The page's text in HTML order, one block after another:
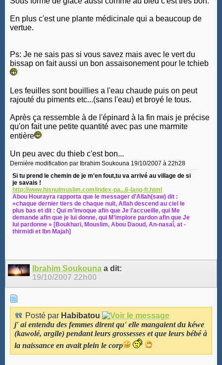
En plus c'est une plante médicinale qui a beaucoup de
vertue.
Ps: Je ne sais pas si vous savez mais avec le vert du
bissap on fait aussi un bon assaisonement pour le tchieb
Les feuilles sont bouillies a l'eau chaude puis on peut
rajouté du piments etc...(sans l'eau) et broyé le tous.
Après ça ressemble à de l'épinard à la fin mais je précise
qu'on fait une petite quantité avec pas une marmite
entière
Un peu avec du thieb c'est bon...
Dernière modification par Ibrahim Soukouna 19/10/2007 à 22h28
Si tu prend le chemin de je m'en fout,tu va arrivé au village de si
je savais !
http://www.hisnulmuslim.com/index-pa...6-lang-fr.html
Abou Hourayra rapporta que le messager d’Allah(saw) dit :
»chaque dernier tiers de chaque nuit, Allah descend au ciel le
plus bas et dit : Qui m’invoque afin que Je l’accueille, qui Me
demande afin que je lui donne, qui M’implore pardon afin que Je
lui pardonne » [Boukhari, Mouslim, Abou Daoud, An-nasaî, at -
thirmidi et Ibn Majah]
Ibrahim Soukouna a dit:
19/10/2007 22h00
Posté par Habibatou
j' ai entendu des femmes dirent qu' elle mangaient du kéwe
(kawolé, argile) pendant leurs grossesses et que leurs bébé à
la naissance en avait plein le corp